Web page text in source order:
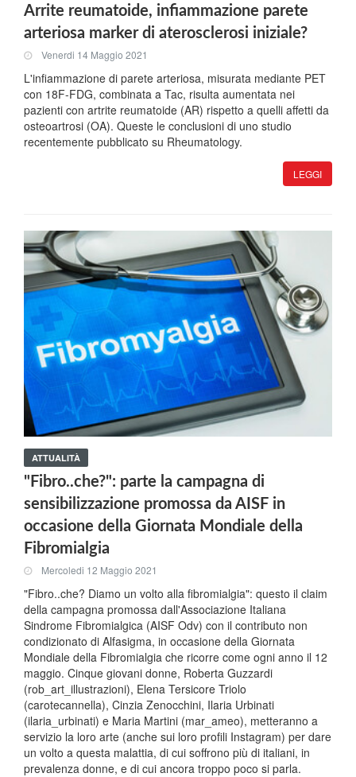
Arrite reumatoide, infiammazione parete
arteriosa marker di aterosclerosi iniziale?
Venerdi 14 Maggio 2021
L'infiammazione di parete arteriosa, misurata mediante PET
con 18F-FDG, combinata a Tac, risulta aumentata nei
pazienti con artrite reumatoide (AR) rispetto a quelli affetti da
osteoartrosi (OA). Queste le conclusioni di uno studio
recentemente pubblicato su Rheumatology.
LEGGI
ATTUALITÀ
"Fibro..che?": parte la campagna di
sensibilizzazione promossa da AISF in
occasione della Giornata Mondiale della
Fibromialgia
Mercoledi 12 Maggio 2021
"Fibro..che? Diamo un volto alla fibromialgia": questo il claim
della campagna promossa dall'Associazione Italiana
Sindrome Fibromialgica (AISF Odv) con il contributo non
condizionato di Alfasigma, in occasione della Giornata
Mondiale della Fibromialgia che ricorre come ogni anno il 12
maggio. Cinque giovani donne, Roberta Guzzardi
(rob_art_illustrazioni), Elena Tersicore Triolo
(carotecannella), Cinzia Zenocchini, Ilaria Urbinati
(ilaria_urbinati) e Maria Martini (mar_ameo), metteranno a
servizio la loro arte (anche sui loro profili Instagram) per dare
un volto a questa malattia, di cui soffrono più di italiani, in
prevalenza donne, e di cui ancora troppo poco si parla.